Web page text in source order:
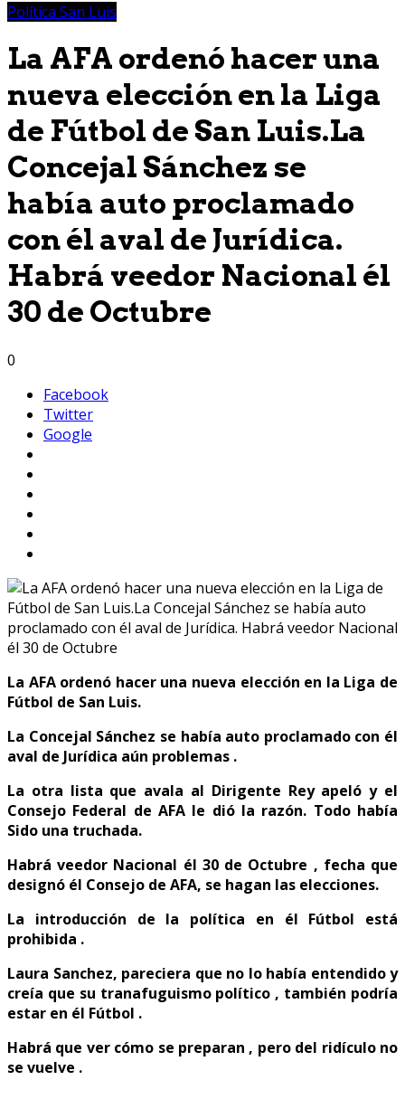
Política San Luis
La AFA ordenó hacer una
nueva elección en la Liga
de Fútbol de San Luis.La
Concejal Sánchez se
había auto proclamado
con él aval de Jurídica.
Habrá veedor Nacional él
30 de Octubre
0
Facebook
Twitter
Google
La AFA ordenó hacer una nueva elección en la Liga de
Fútbol de San Luis.
La Concejal Sánchez se había auto proclamado con él
aval de Jurídica aún problemas .
La otra lista que avala al Dirigente Rey apeló y el
Consejo Federal de AFA le dió la razón. Todo había
Sido una truchada.
Habrá veedor Nacional él 30 de Octubre , fecha que
designó él Consejo de AFA, se hagan las elecciones.
La introducción de la política en él Fútbol está
prohibida .
Laura Sanchez, pareciera que no lo había entendido y
creía que su tranafuguismo político , también podría
estar en él Fútbol .
Habrá que ver cómo se preparan , pero del ridículo no
se vuelve .